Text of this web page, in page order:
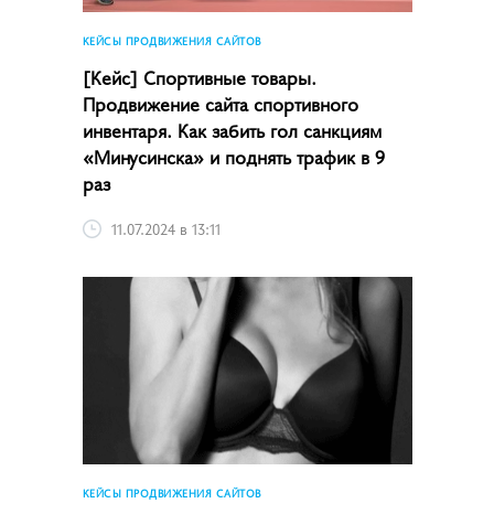
КЕЙСЫ ПРОДВИЖЕНИЯ САЙТОВ
[Кейс] Спортивные товары.
Продвижение сайта спортивного
инвентаря. Как забить гол санкциям
«Минусинска» и поднять трафик в 9
раз
11.07.2024 в 13:11
КЕЙСЫ ПРОДВИЖЕНИЯ САЙТОВ